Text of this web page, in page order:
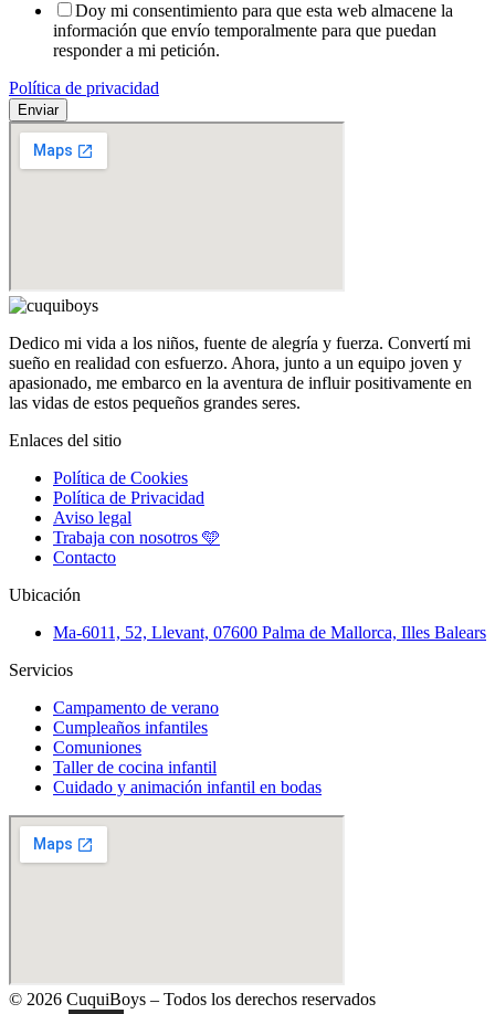
Doy mi consentimiento para que esta web almacene la
información que envío temporalmente para que puedan
responder a mi petición.
Política de privacidad
Enviar
Dedico mi vida a los niños, fuente de alegría y fuerza. Convertí mi
sueño en realidad con esfuerzo. Ahora, junto a un equipo joven y
apasionado, me embarco en la aventura de influir positivamente en
las vidas de estos pequeños grandes seres.
Enlaces del sitio
Política de Cookies
Política de Privacidad
Aviso legal
Trabaja con nosotros 🩵
Contacto
Ubicación
Ma-6011, 52, Llevant, 07600 Palma de Mallorca, Illes Balears
Servicios
Campamento de verano
Cumpleaños infantiles
Comuniones
Taller de cocina infantil
Cuidado y animación infantil en bodas
© 2026 CuquiBoys – Todos los derechos reservados